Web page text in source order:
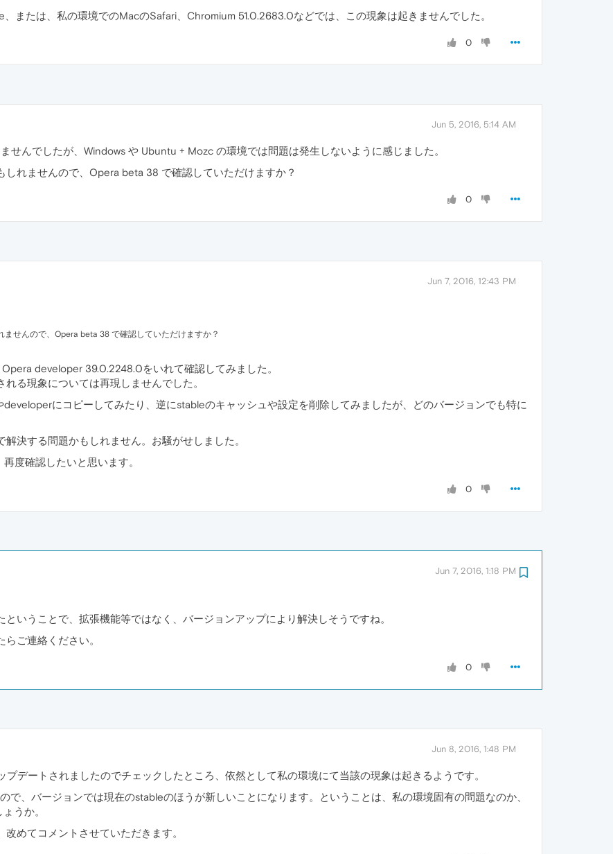
または、私の環境でのMacのSafari、Chromium 51.0.2683.0などでは、この現象は起きませんでした。
0
Jun 5, 2016, 5:14 AM
せんでしたが、Windows や Ubuntu + Mozc の環境では問題は発生しないように感じました。
しれませんので、Opera beta 38 で確認していただけますか？
0
Jun 7, 2016, 12:43 PM
せんので、Opera beta 38 で確認していただけますか？
developer 39.0.2248.0をいれて確認してみました。
る現象については再現しませんでした。
にコピーしてみたり、逆にstableのキャッシュや設定を削除してみましたが、どのバージョンでも特に
決する問題かもしれません。お騒がせしました。
度確認したいと思います。
0
Jun 7, 2016, 1:18 PM
いうことで、拡張機能等ではなく、バージョンアップにより解決しそうですね。
ご連絡ください。
0
Jun 8, 2016, 1:48 PM
デートされましたのでチェックしたところ、依然として私の環境にて当該の現象は起きるようです。
、バージョンでは現在のstableのほうが新しいことになります。ということは、私の環境固有の問題なのか、
うか。
めてコメントさせていただきます。